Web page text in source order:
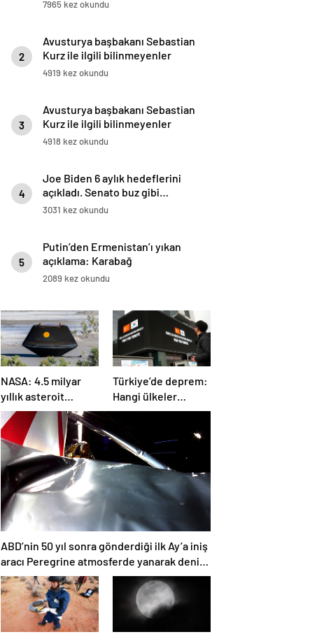
7965 kez okundu
2
Avusturya başbakanı Sebastian
Kurz ile ilgili bilinmeyenler
4919 kez okundu
3
Avusturya başbakanı Sebastian
Kurz ile ilgili bilinmeyenler
4918 kez okundu
4
Joe Biden 6 aylık hedeflerini
açıkladı. Senato buz gibi…
3031 kez okundu
5
Putin’den Ermenistan’ı yıkan
açıklama: Karabağ
Azerbaycan’ın ayrılmaz bir
2089 kez okundu
NASA: 4.5 milyar
yıllık asteroit
örnekleri Dünya’ya
getirildi; yaşamın
başlangıcına ışık
tutabilir
Türkiye’de deprem:
Hangi ülkeler
yardım ediyor?
ABD’nin 50 yıl sonra gönderdiği ilk Ay’a iniş
aracı Peregrine atmosferde yanarak denize
düştü